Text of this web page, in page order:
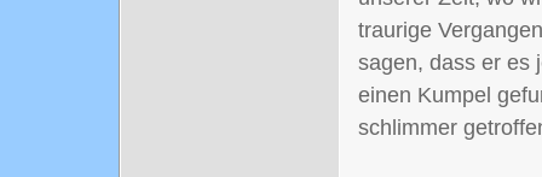
traurige
sagen, dass er es
einen Kumpel
schlimmer